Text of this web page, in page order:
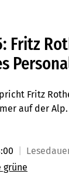
Fritz
Fritz
auf der
grüne